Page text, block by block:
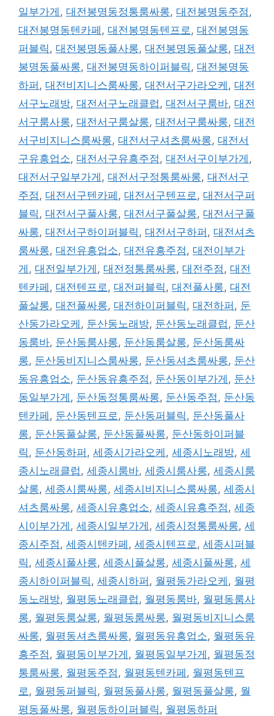
일부가게 , 대전봉명동정통룸싸롱, 대전봉명동주점,
대전봉명동텐카페 , 대전봉명동텐프로, 대전봉명동
퍼블릭, 대전봉명동풀사롱, 대전봉명동풀살롱, 대전
봉명동풀싸롱, 대전봉명동하이퍼블릭, 대전봉명동
하퍼 , 대전비지니스룸싸롱, 대전서구가라오케 , 대전
서구노래방, 대전서구노래클럽, 대전서구룸바, 대전
서구룸사롱, 대전서구룸살롱, 대전서구룸싸롱, 대전
서구비지니스룸싸롱, 대전서구셔츠룸싸롱, 대전서
구유흥업소, 대전서구유흥주점, 대전서구이부가게 ,
대전서구일부가게 , 대전서구정통룸싸롱, 대전서구
주점, 대전서구텐카페 , 대전서구텐프로, 대전서구퍼
블릭, 대전서구풀사롱, 대전서구풀살롱, 대전서구풀
싸롱, 대전서구하이퍼블릭, 대전서구하퍼 , 대전셔츠
룸싸롱, 대전유흥업소, 대전유흥주점, 대전이부가
게 , 대전일부가게 , 대전정통룸싸롱, 대전주점, 대전
텐카페 , 대전텐프로, 대전퍼블릭, 대전풀사롱, 대전
풀살롱, 대전풀싸롱, 대전하이퍼블릭, 대전하퍼 , 둔
산동가라오케 , 둔산동노래방, 둔산동노래클럽, 둔산
동룸바, 둔산동룸사롱, 둔산동룸살롱, 둔산동룸싸
롱, 둔산동비지니스룸싸롱, 둔산동셔츠룸싸롱, 둔산
동유흥업소, 둔산동유흥주점, 둔산동이부가게 , 둔산
동일부가게 , 둔산동정통룸싸롱, 둔산동주점, 둔산동
텐카페 , 둔산동텐프로, 둔산동퍼블릭, 둔산동풀사
롱, 둔산동풀살롱, 둔산동풀싸롱, 둔산동하이퍼블
릭, 둔산동하퍼 , 세종시가라오케 , 세종시노래방, 세
종시노래클럽, 세종시룸바, 세종시룸사롱, 세종시룸
살롱, 세종시룸싸롱, 세종시비지니스룸싸롱, 세종시
셔츠룸싸롱, 세종시유흥업소, 세종시유흥주점, 세종
시이부가게 , 세종시일부가게 , 세종시정통룸싸롱, 세
종시주점, 세종시텐카페 , 세종시텐프로, 세종시퍼블
릭, 세종시풀사롱, 세종시풀살롱, 세종시풀싸롱, 세
종시하이퍼블릭, 세종시하퍼 , 월평동가라오케 , 월평
동노래방, 월평동노래클럽, 월평동룸바, 월평동룸사
롱, 월평동룸살롱, 월평동룸싸롱, 월평동비지니스룸
싸롱, 월평동셔츠룸싸롱, 월평동유흥업소, 월평동유
흥주점, 월평동이부가게 , 월평동일부가게 , 월평동정
통룸싸롱, 월평동주점, 월평동텐카페 , 월평동텐프
로, 월평동퍼블릭, 월평동풀사롱, 월평동풀살롱, 월
평동풀싸롱, 월평동하이퍼블릭, 월평동하퍼